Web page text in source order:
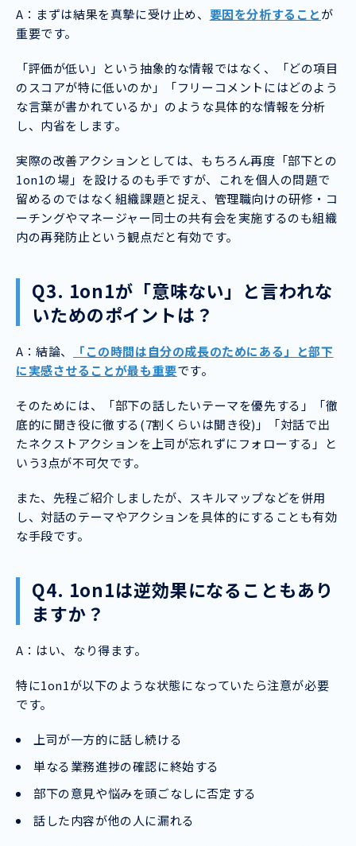
A：まずは結果を真摯に受け止め、 要因を分析することが
重要です。
「評価が低い」という抽象的な情報ではなく、「どの項目
のスコアが特に低いのか」「フリーコメントにはどのよう
な言葉が書かれているか」のような具体的な情報を分析
し、内省をします。
実際の改善アクションとしては、もちろん再度「部下との
1on1の場」を設けるのも手ですが、これを個人の問題で
留めるのではなく組織課題と捉え、管理職向けの研修・コ
ーチングやマネージャー同士の共有会を実施するのも組織
内の再発防止という観点だと有効です。
Q3. 1on1が「意味ない」と言われな
いためのポイントは？
A：結論、
「この時間は自分の成長のためにある」と部下
に実感させることが最も重要です。
そのためには、「部下の話したいテーマを優先する」「徹
底的に聞き役に徹する(7割くらいは聞き役)」「対話で出
たネクストアクションを上司が忘れずにフォローする」と
いう3点が不可欠です。
また、先程ご紹介しましたが、スキルマップなどを併用
し、対話のテーマやアクションを具体的にすることも有効
な手段です。
Q4. 1on1は逆効果になることもあり
ますか？
A：はい、なり得ます。
特に1on1が以下のような状態になっていたら注意が必要
です。
上司が一方的に話し続ける
単なる業務進捗の確認に終始する
部下の意見や悩みを頭ごなしに否定する
話した内容が他の人に漏れる